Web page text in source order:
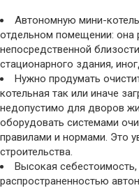
Автономную мини-
отдельном помещении: она
непосредственной
стационарного здания,
Нужно продумать
котельная так или иначе
недопустимо для дворов
оборудовать системами
правилами и нормами. Это
строительства.
Высокая
распространенностью